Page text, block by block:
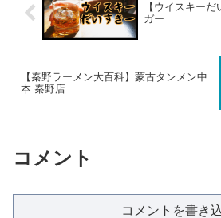
【ウイスキー
ガー
【秦野ラーメン大百科】蒙古タンメン中
本 秦野店
コメント
コメントを書き